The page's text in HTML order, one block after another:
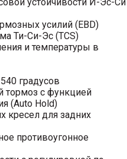
усилий (EBD)
Ти-Си-Эс (TCS)
и температуры в
градусов
тормоз с функцией
(Auto Hold)
кресел для задних
противоугонное